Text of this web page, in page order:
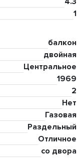
1
балкон
двойная
Центральное
1969
2
Нет
Газовая
Раздельный
Отличное
со двора